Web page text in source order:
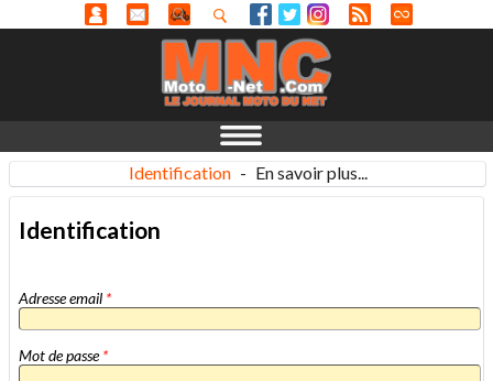
Identification - En savoir plus...
Identification
Adresse email *
Mot de passe*